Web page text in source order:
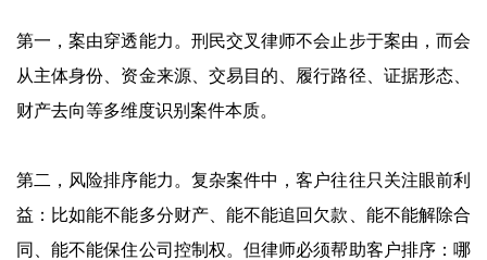
第一，案由穿透能力。刑民交叉律师不会止步于案由，而会
从主体身份、资金来源、交易目的、履行路径、证据形态、
财产去向等多维度识别案件本质。
第二，风险排序能力。复杂案件中，客户往往只关注眼前利
益：比如能不能多分财产、能不能追回欠款、能不能解除合
同、能不能保住公司控制权。但律师必须帮助客户排序：哪